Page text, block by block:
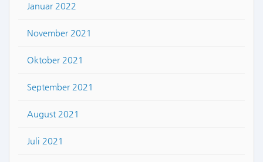
Januar 2022
November 2021
Oktober 2021
September 2021
August 2021
Juli 2021